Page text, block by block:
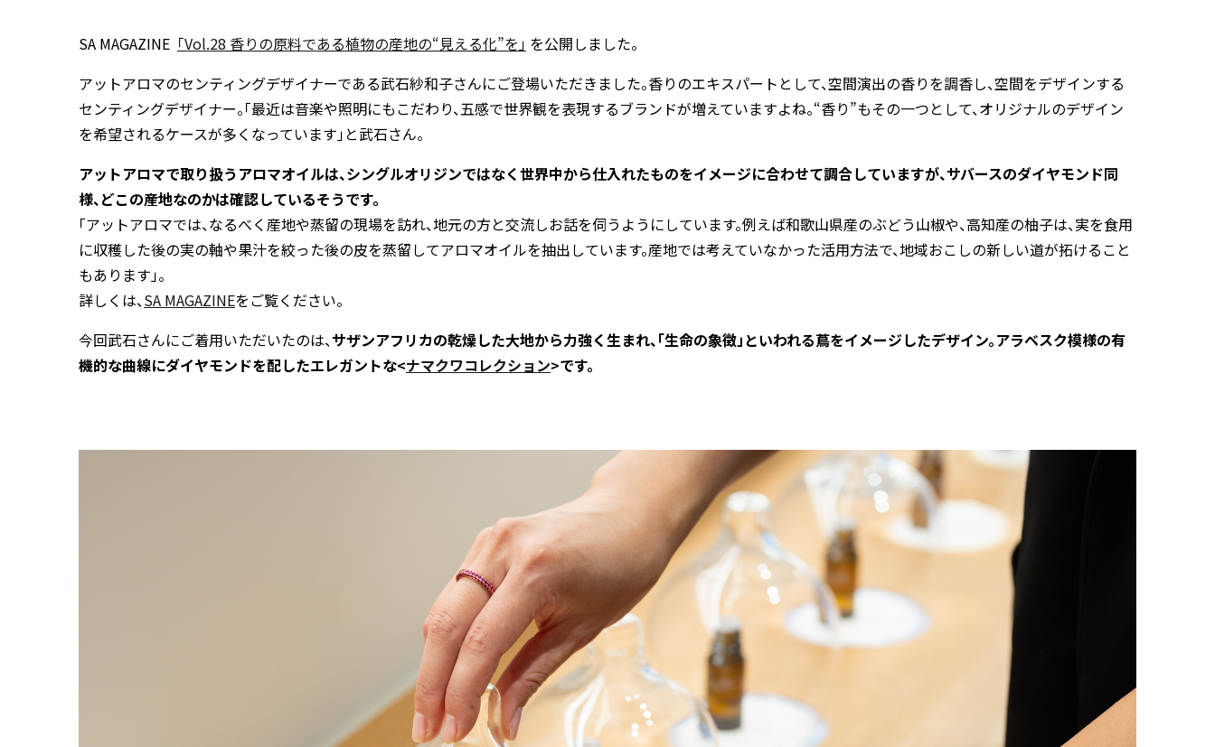
SA MAGAZINE 「Vol.28 香りの原料である植物の産地の“見える化”を」 を公開しました。
アットアロマのセンティングデザイナーである武石紗和子さんにご登場いただきました。香りのエキスパートとして、空間演出の香りを調香し、空間をデザインする
センティングデザイナー。「最近は音楽や照明にもこだわり、五感で世界観を表現するブランドが増えていますよね。“香り”もその一つとして、オリジナルのデザイン
を希望されるケースが多くなっています」と武石さん。
アットアロマで取り扱うアロマオイルは、シングルオリジンではなく世界中から仕入れたものをイメージに合わせて調合していますが、サバースのダイヤモンド同
様、どこの産地なのかは確認しているそうです。
「アットアロマでは、なるべく産地や蒸留の現場を訪れ、地元の方と交流しお話を伺うようにしています。例えば和歌山県産のぶどう山椒や、高知産の柚子は、実を食用
に収穫した後の実の軸や果汁を絞った後の皮を蒸留してアロマオイルを抽出しています。産地では考えていなかった活用方法で、地域おこしの新しい道が拓けること
もあります」。
詳しくは、SA MAGAZINEをご覧ください。
今回武石さんにご着用いただいたのは、サザンアフリカの乾燥した大地から力強く生まれ、「生命の象徴」といわれる蔦をイメージしたデザイン。アラベスク模様の有
機的な曲線にダイヤモンドを配したエレガントな<ナマクワコレクション>です。